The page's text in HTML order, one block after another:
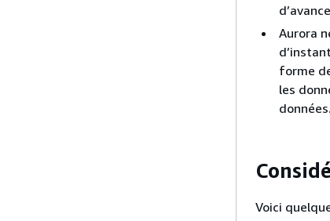
Aurora
forme
les
données.
Voici